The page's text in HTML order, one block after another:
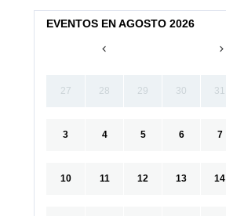
EVENTOS EN AGOSTO 2026
27 28 29 30 31
3 4 5 6 7
10 11 12 13 14